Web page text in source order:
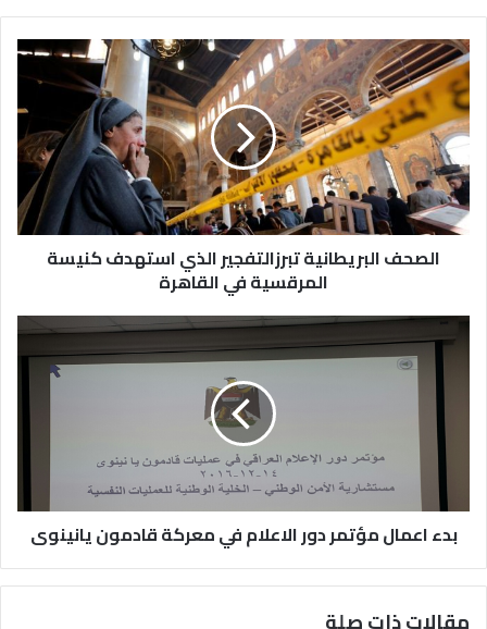
الصحف البريطانية تبرزالتفجير الذي استهدف كنيسة
المرقسية في القاهرة
بدء اعمال مؤتمر دور الاعلام في معركة قادمون يانينوى
مقالات ذات صلة